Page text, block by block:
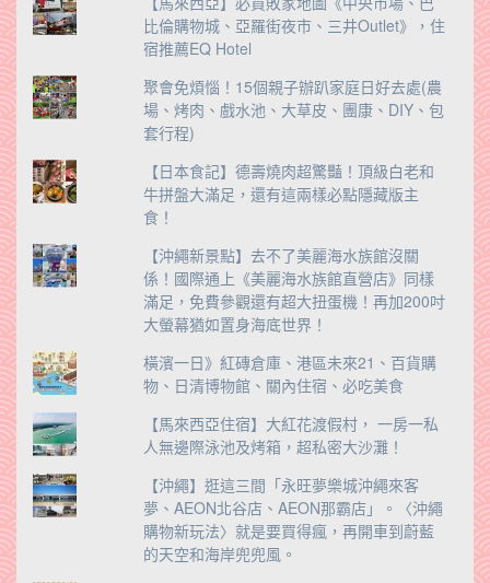
比倫購物城、亞羅街夜市、三井Outlet》，住
宿推薦EQ Hotel
聚會免煩惱！15個親子辦趴家庭日好去處(農
場、烤肉、戲水池、大草皮、團康、DIY、包
套行程)
【日本食記】德壽燒肉超驚豔！頂級白老和
牛拼盤大滿足，還有這兩樣必點隱藏版主
食！
【沖繩新景點】去不了美麗海水族館沒關
係！國際通上《美麗海水族館直營店》同樣
滿足，免費參觀還有超大扭蛋機！再加200吋
大螢幕猶如置身海底世界！
橫濱一日》紅磚倉庫、港區未來21、百貨購
物、日清博物館、關內住宿、必吃美食
【馬來西亞住宿】大紅花渡假村， 一房一私
人無邊際泳池及烤箱，超私密大沙灘！
【沖繩】逛這三間「永旺夢樂城沖繩來客
夢、AEON北谷店、AEON那霸店」。〈沖繩
購物新玩法〉就是要買得瘋，再開車到蔚藍
的天空和海岸兜兜風。